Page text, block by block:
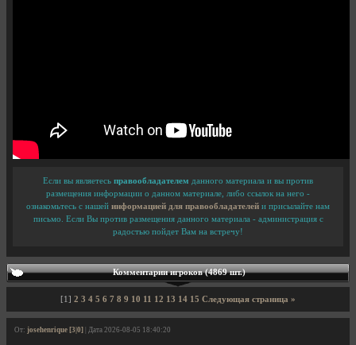
Если вы являетесь правообладателем данного материала и вы против
размещения информации о данном материале, либо ссылок на него -
ознакомьтесь с нашей информацией для правообладателей и присылайте нам
письмо. Если Вы против размещения данного материала - администрация с
радостью пойдет Вам на встречу!
Комментарии игроков (4869 шт.)
[1] 2 3 4 5 6 7 8 9 10 11 12 13 14 15 Следующая страница »
От: josehenrique [3|0] | Дата 2026-08-05 18:40:20